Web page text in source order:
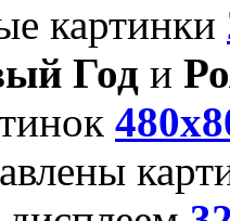
картинки
Год и